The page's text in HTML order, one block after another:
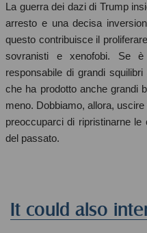
La guerra dei dazi di Trump
arresto e una decisa
questo contribuisce il
sovranisti e xenofobi. Se
responsabile di grandi
che ha prodotto anche grandi
meno. Dobbiamo, allora,
preoccuparci di ripristinarne
del passato.
It could also